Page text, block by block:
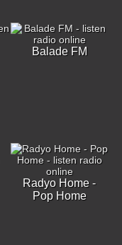
Balade FM
Radyo Home -
Pop Home